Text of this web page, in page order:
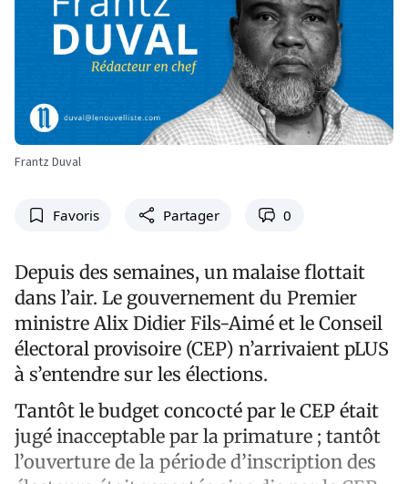
Frantz Duval
Favoris Partager 0
Depuis des semaines, un malaise flottait
dans l’air. Le gouvernement du Premier
ministre Alix Didier Fils-Aimé et le Conseil
électoral provisoire (CEP) n’arrivaient pLUS
à s’entendre sur les élections.
Tantôt le budget concocté par le CEP était
jugé inacceptable par la primature ; tantôt
l’ouverture de la période d’inscription des